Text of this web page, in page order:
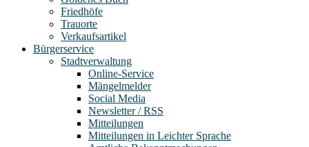
Friedhöfe
Trauorte
Verkaufsartikel
Bürgerservice
Stadtverwaltung
Online-Service
Mängelmelder
Social Media
Newsletter / RSS
Mitteilungen
Mitteilungen in Leichter Sprache